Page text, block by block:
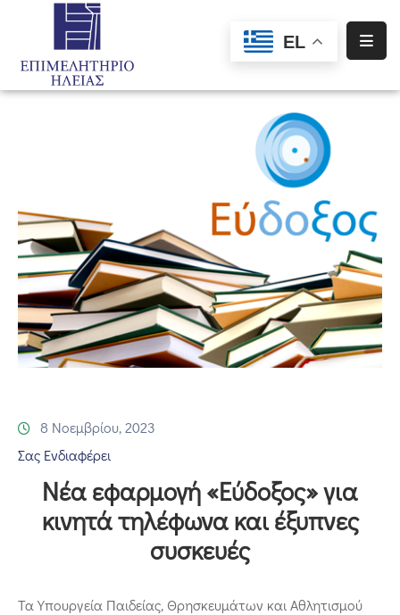
EL
Αρχική
–
Σωματεία
Ειδική
Πληροφόρηση
Προγράμματα
Χρηματοδότησης
8 Νοεμβρίου, 2023
Σας Ενδιαφέρει
Νέα εφαρμογή «Εύδοξος» για
κινητά τηλέφωνα και έξυπνες
συσκευές
Τα Υπουργεία Παιδείας, Θρησκευμάτων και Αθλητισμού